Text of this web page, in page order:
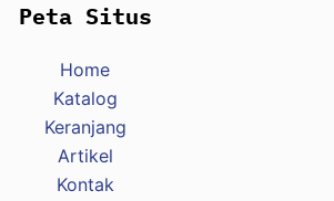
Peta Situs
Home
Katalog
Keranjang
Artikel
Kontak